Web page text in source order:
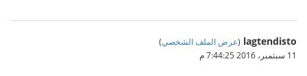
lagtendisto
(عرض الملف الشخصي)
11 سبتمبر، 2016 7:44:25 م